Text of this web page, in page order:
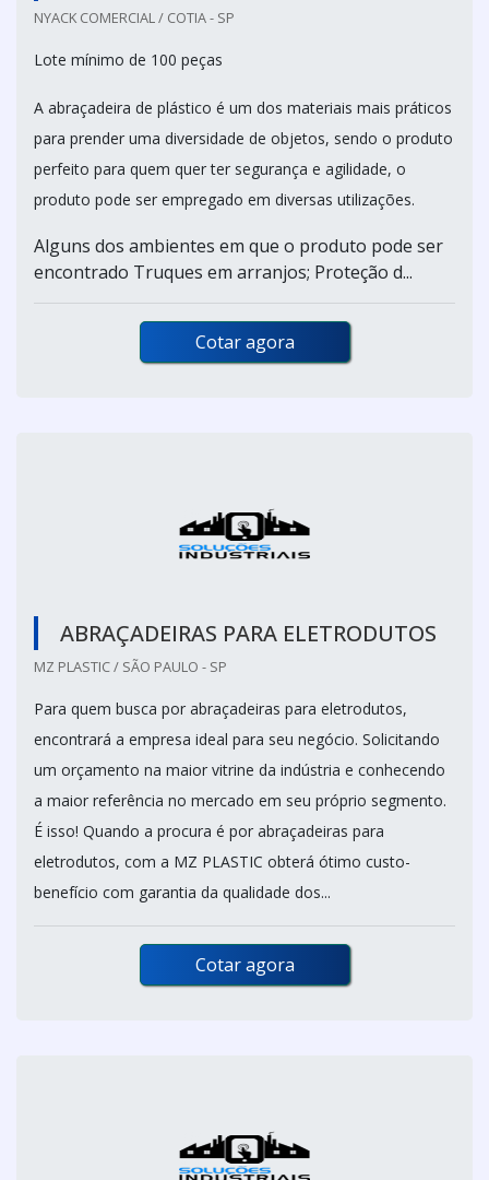
NYACK COMERCIAL / COTIA - SP
Lote mínimo de 100 peças
A abraçadeira de plástico é um dos materiais mais práticos
para prender uma diversidade de objetos, sendo o produto
perfeito para quem quer ter segurança e agilidade, o
produto pode ser empregado em diversas utilizações.
Alguns dos ambientes em que o produto pode ser
encontrado Truques em arranjos; Proteção d...
Cotar agora
ABRAÇADEIRAS PARA ELETRODUTOS
MZ PLASTIC / SÃO PAULO - SP
Para quem busca por abraçadeiras para eletrodutos,
encontrará a empresa ideal para seu negócio. Solicitando
um orçamento na maior vitrine da indústria e conhecendo
a maior referência no mercado em seu próprio segmento.
É isso! Quando a procura é por abraçadeiras para
eletrodutos, com a MZ PLASTIC obterá ótimo custo-
benefício com garantia da qualidade dos...
Cotar agora